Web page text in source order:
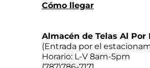
Cómo llegar
Almacén de Telas Al Por
(Entrada por el
Horario: L-V 8am-5pm